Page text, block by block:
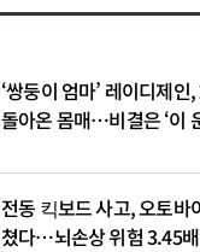
‘쌍둥이 엄마’ 레이디제
돌아온 몸매…비결은 ‘이
전동 킥보드 사고, 오토바
쳤다…뇌손상 위험 3.45배